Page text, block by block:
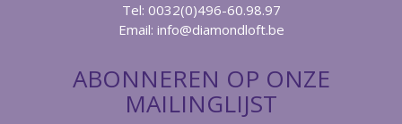
Tel: 0032(0)496-60.98.97
Email: info@diamondloft.be
ABONNEREN OP ONZE
MAILINGLIJST